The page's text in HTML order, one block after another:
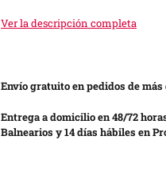
Ver la descripción completa
Envío gratuito en pedidos de
Entrega a domicilio en 48/72
Balnearios y 14 días hábiles en